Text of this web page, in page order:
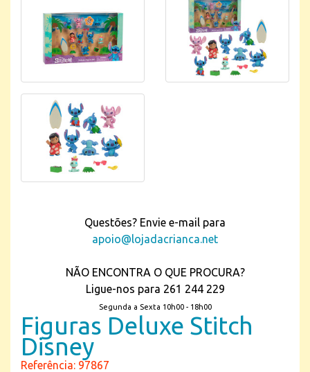
Questões? Envie e-mail para
apoio@lojadacrianca.net
NÃO ENCONTRA O QUE PROCURA?
Ligue-nos para 261 244 229
Segunda a Sexta 10h00 - 18h00
Figuras Deluxe Stitch
Disney
Referência: 97867